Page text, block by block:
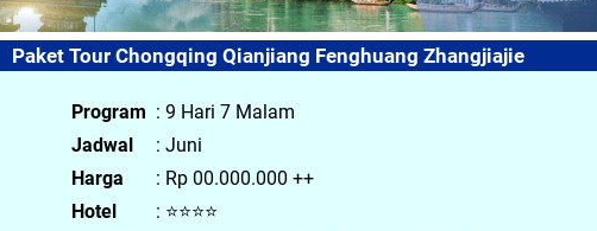
Paket Tour Chongqing Qianjiang Fenghuang Zhangjiajie
Program : 9 Hari 7 Malam
Jadwal
: Juni
Harga
: Rp 00.000.000 ++
Hotel
: ⭐⭐⭐⭐